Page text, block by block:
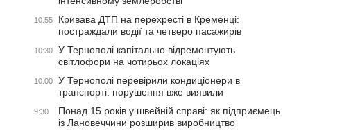
10:55
Кривава ДТП на перехресті в Кременці:
постраждали водії та четверо пасажирів
10:30
У Тернополі капітально відремонтують
світлофори на чотирьох локаціях
10:00
У Тернополі перевірили кондиціонери в
транспорті: порушення вже виявили
9:30
Понад 15 років у швейній справі: як підприємець
із Лановеччини розширив виробництво